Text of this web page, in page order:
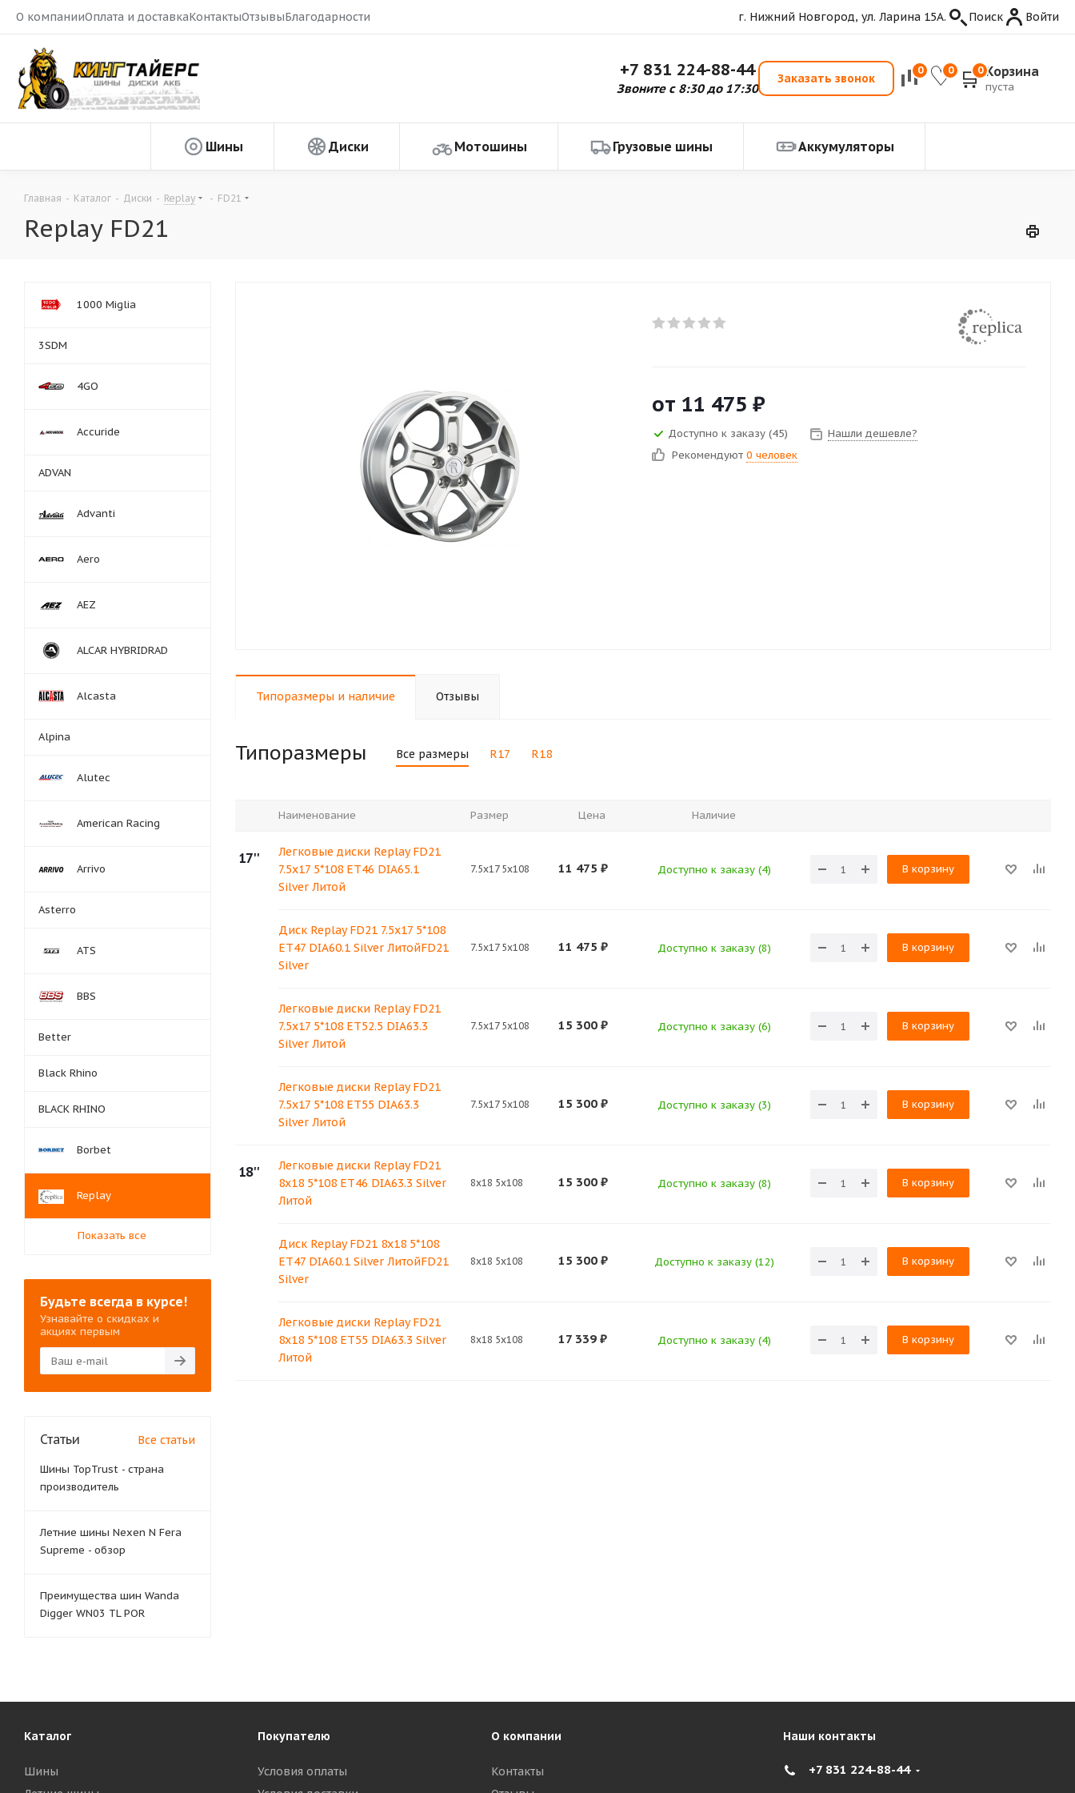
О компанииОплата и доставкаКонтактыОтзывыБлагодарности г. Нижний Новгород, ул. Ларина 15А. Поиск Войти
+7 831 224-88-44
Звоните с 8:30 до 17:30
Заказать звонок
0 0 0 Корзина
пуста
Шины Диски Мотошины Грузовые шины Аккумуляторы
Главная - Каталог - Диски - Replay - FD21
Replay FD21
от 11 475 ₽
Доступно к заказу (45)
Нашли дешевле?
Рекомендуют 0 человек
Типоразмеры и наличие Отзывы
Типоразмеры Все размеры R17 R18
Наименование Размер Цена Наличие
17''
Легковые диски Replay FD21
7.5x17 5*108 ET46 DIA65.1
Silver Литой
7.5x17 5x108 11 475 ₽ Доступно к заказу (4) В корзину
Диск Replay FD21 7.5x17 5*108
ET47 DIA60.1 Silver ЛитойFD21
Silver
7.5x17 5x108 11 475 ₽ Доступно к заказу (8) В корзину
Легковые диски Replay FD21
7.5x17 5*108 ET52.5 DIA63.3
Silver Литой
7.5x17 5x108 15 300 ₽ Доступно к заказу (6) В корзину
Легковые диски Replay FD21
7.5x17 5*108 ET55 DIA63.3
Silver Литой
7.5x17 5x108 15 300 ₽ Доступно к заказу (3) В корзину
18''
Легковые диски Replay FD21
8x18 5*108 ET46 DIA63.3 Silver
Литой
8x18 5x108 15 300 ₽ Доступно к заказу (8) В корзину
Диск Replay FD21 8x18 5*108
ET47 DIA60.1 Silver ЛитойFD21
Silver
8x18 5x108 15 300 ₽ Доступно к заказу (12) В корзину
Легковые диски Replay FD21
8x18 5*108 ET55 DIA63.3 Silver
Литой
8x18 5x108 17 339 ₽ Доступно к заказу (4) В корзину
1000 Miglia
3SDM
4GO
Accuride
ADVAN
Advanti
Aero
AEZ
ALCAR HYBRIDRAD
Alcasta
Alpina
Alutec
American Racing
Arrivo
Asterro
ATS
BBS
Better
Black Rhino
BLACK RHINO
Borbet
Replay
Показать все
Будьте всегда в курсе!
Узнавайте о скидках и
акциях первым
Статьи Все статьи
Шины TopTrust - страна
производитель
Летние шины Nexen N Fera
Supreme - обзор
Преимущества шин Wanda
Digger WN03 TL POR
Каталог
Шины
Покупателю
Условия оплаты
О компании
Контакты
Наши контакты
+7 831 224-88-44